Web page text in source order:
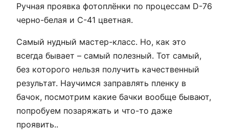
Ручная проявка фотоплёнки по процессам D-76
черно-белая и C-41 цветная.
Самый нудный мастер-класс. Но, как это
всегда бывает – самый полезный. Тот самый,
без которого нельзя получить качественный
результат. Научимся заправлять пленку в
бачок, посмотрим какие бачки вообще бывают,
попробуем позаряжать и что-то даже
проявить..